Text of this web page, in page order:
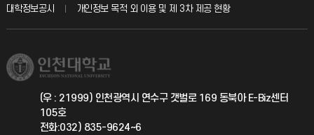
취업정보(학생)
학생서비스 지킴이
총동문회
교육혁신본부
국제지원과
공자아카데미
대학정보공시
개인정보 목적 외 이용 및 제 3차 제공 현황
(우 : 21999) 인천광역시 연수구 갯벌로 169 동북아 E-Biz센터
105호
전화:032) 835-9624~6